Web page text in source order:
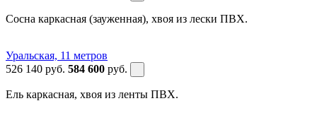
Сосна каркасная (зауженная), хвоя из лески ПВХ.
Уральская, 11 метров
526 140 руб. 584 600 руб.
Ель каркасная, хвоя из ленты ПВХ.